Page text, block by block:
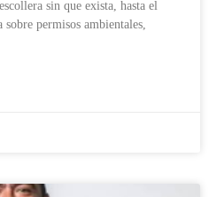
sin que exista, hasta el
permisos ambientales,